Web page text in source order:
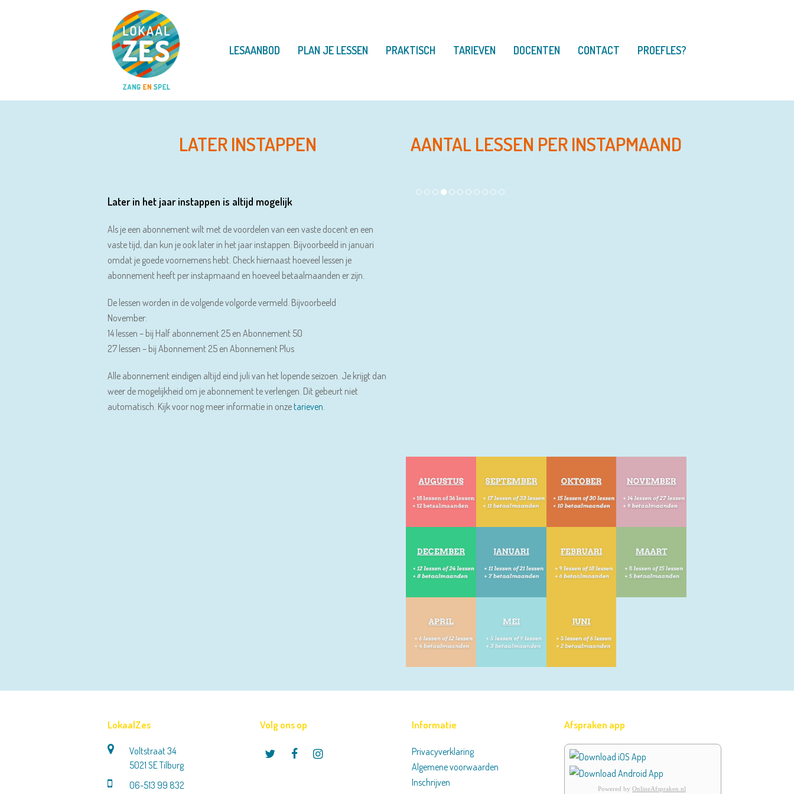
LESAANBOD PLAN JE LESSEN PRAKTISCH TARIEVEN DOCENTEN CONTACT PROEFLES?
LATER INSTAPPEN
Later in het jaar instappen is altijd mogelijk
Als je een abonnement wilt met de voordelen van een vaste docent en een
vaste tijd, dan kun je ook later in het jaar instappen. Bijvoorbeeld in januari
omdat je goede voornemens hebt. Check hiernaast hoeveel lessen je
abonnement heeft per instapmaand en hoeveel betaalmaanden er zijn.
De lessen worden in de volgende volgorde vermeld. Bijvoorbeeld
November:
14 lessen – bij Half abonnement 25 en Abonnement 50
27 lessen – bij Abonnement 25 en Abonnement Plus
Alle abonnement eindigen altijd eind juli van het lopende seizoen. Je krijgt dan
weer de mogelijkheid om je abonnement te verlengen. Dit gebeurt niet
automatisch. Kijk voor nog meer informatie in onze tarieven.
AANTAL LESSEN PER INSTAPMAAND
LokaalZes
Voltstraat 34
5021 SE Tilburg
06-513 99 832
Volg ons op
TwitterFacebookInstagram
Informatie
Privacyverklaring
Algemene voorwaarden
Inschrijven
Afspraken app
Powered by OnlineAfspraken.nl